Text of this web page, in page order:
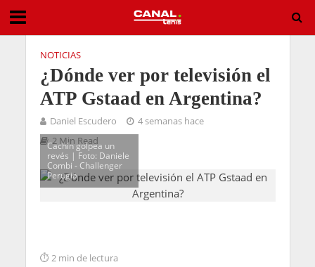
NOTICIAS
¿Dónde ver por televisión el
ATP Gstaad en Argentina?
Daniel Escudero
4 semanas hace
2 Min Read
Cachín golpea un
revés | Foto: Daniele
Combi - Challenger
Perugia
2 min de lectura